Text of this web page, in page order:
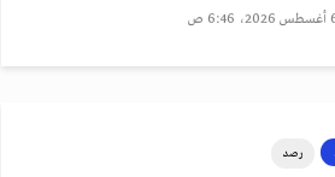
رصد